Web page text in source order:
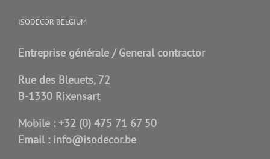
ISODECOR BELGIUM
Entreprise générale / General contractor
Rue des Bleuets, 72
B-1330 Rixensart
Mobile :+32 (0) 475 71 67 50
Email :info@isodecor.be